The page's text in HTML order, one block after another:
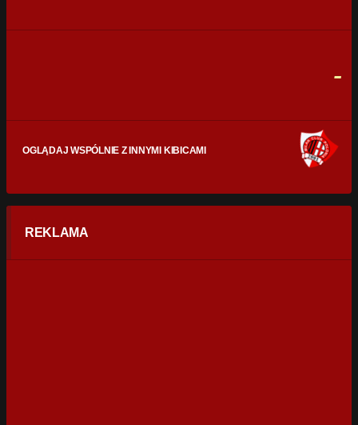
-
OGLĄDAJ WSPÓLNIE Z INNYMI KIBICAMI
REKLAMA